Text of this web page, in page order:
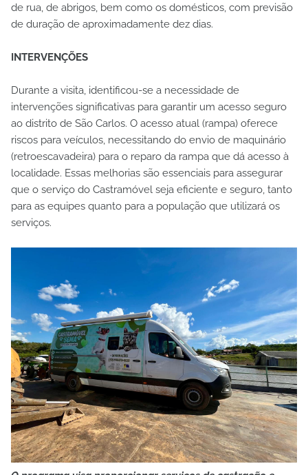
de rua, de abrigos, bem como os domésticos, com previsão
de duração de aproximadamente dez dias.
INTERVENÇÕES
Durante a visita, identificou-se a necessidade de
intervenções significativas para garantir um acesso seguro
ao distrito de São Carlos. O acesso atual (rampa) oferece
riscos para veículos, necessitando do envio de maquinário
(retroescavadeira) para o reparo da rampa que dá acesso à
localidade. Essas melhorias são essenciais para assegurar
que o serviço do Castramóvel seja eficiente e seguro, tanto
para as equipes quanto para a população que utilizará os
serviços.